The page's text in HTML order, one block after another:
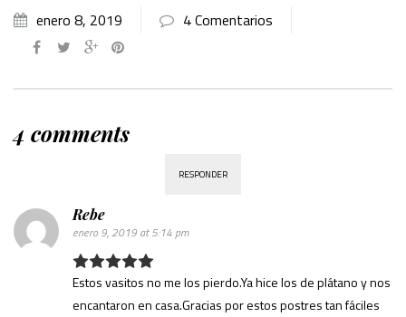
enero 8, 2019 4 Comentarios
4 comments
RESPONDER
Rebe
enero 9, 2019 at 5:14 pm
Estos vasitos no me los pierdo.Ya hice los de plátano y nos
encantaron en casa.Gracias por estos postres tan fáciles